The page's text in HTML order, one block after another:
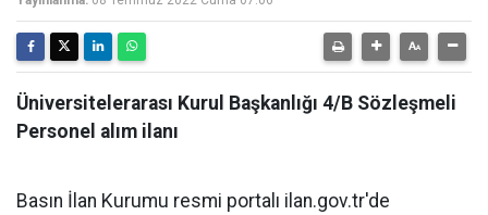
Üniversitelerarası Kurul Başkanlığı 4/B Sözleşmeli
Personel alım ilanı
Basın İlan Kurumu resmi portalı ilan.gov.tr'de